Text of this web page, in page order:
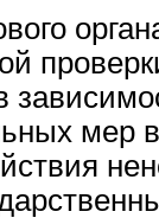
мер